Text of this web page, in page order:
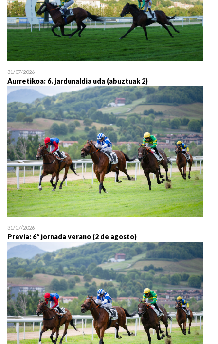
31/07/2026
Aurretikoa: 6. jardunaldia uda (abuztuak 2)
31/07/2026
Previa: 6ª jornada verano (2 de agosto)